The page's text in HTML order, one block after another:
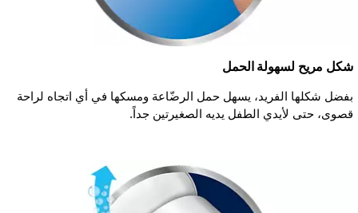
شكل مريح لسهولة الحمل
بفضل شكلها الفريد، يسهل حمل الرضّاعة ومسكها في أي اتجاه لراحة
قصوى، حتى لأيدي الطفل يديه الصغيرتين جداً.